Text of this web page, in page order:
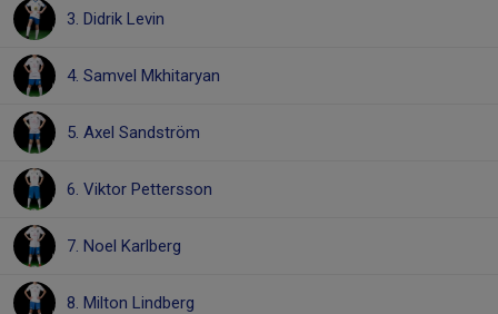
3. Didrik Levin
4. Samvel Mkhitaryan
5. Axel Sandström
6. Viktor Pettersson
7. Noel Karlberg
8. Milton Lindberg